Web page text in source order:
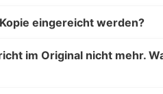
eingereicht werden?
im Original nicht mehr.